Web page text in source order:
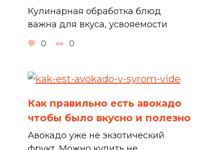
Кулинарная обработка блюд
важна для вкуса, усвояемости
0 0
Как правильно есть авокадо
чтобы было вкусно и полезно
Авокадо уже не экзотический